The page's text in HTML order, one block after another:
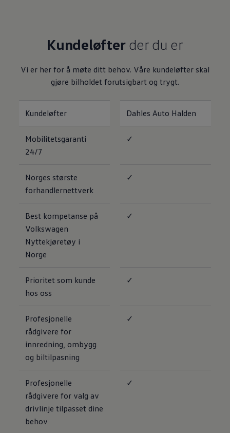
App-Connect
Kart og radio
Bilservice
Nybilgaranti
Verkstedtjenester
Veihjelp og bilberging
Service for eldre modeller
Serviceavtale
Hvorfor velge merkeverksted
Magasin
Kundeløfter der du er
Vi er her for å møte ditt behov. Våre kundeløfter skal
gjøre bilholdet forutsigbart og trygt.
Kundeløfter Dahles Auto Halden
Mobilitetsgaranti
24/7
✓
Norges største
forhandlernettverk
✓
Best kompetanse på
Volkswagen
Nyttekjøretøy i
Norge
✓
Prioritet som kunde
hos oss
✓
Profesjonelle
rådgivere for
innredning, ombygg
og biltilpasning
✓
Profesjonelle
rådgivere for valg av
drivlinje tilpasset dine
behov
✓